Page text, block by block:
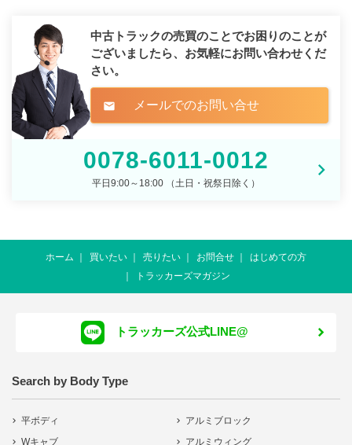
中古トラックの売買のことでお困りのことが
ございましたら、 お気軽にお問い合わせくだ
さい。
mail メールでのお問い合せ
0078-6011-0012
平日9:00～18:00 （土日・祝祭日除く）
ホーム 買いたい 売りたい お問合せ
はじめての方
トラッカーズマガジン
トラッカーズ公式LINE@
Search by Body Type
平ボディ
アルミブロック
Wキャブ
アルミウィング